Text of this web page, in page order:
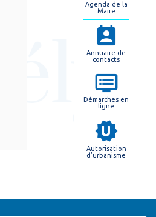
Agenda de la
Maire
Annuaire de
contacts
Démarches en
ligne
Autorisation
d'urbanisme